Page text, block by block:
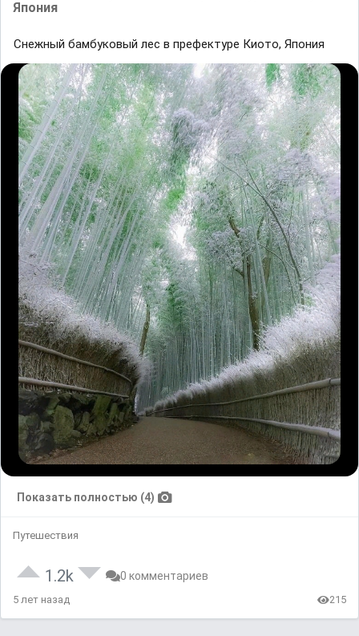
Япония
Снежный бaмбуковый лес в префектуре Киото, Япония
Показать полностью (4)
Путешествия
1.2k 0 комментариев
5 лет назад 215